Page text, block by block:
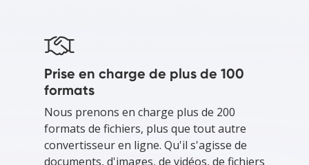
Prise en charge de plus de 100
formats
Nous prenons en charge plus de 200
formats de fichiers, plus que tout autre
convertisseur en ligne. Qu'il s'agisse de
documents, d'images, de vidéos, de fichiers